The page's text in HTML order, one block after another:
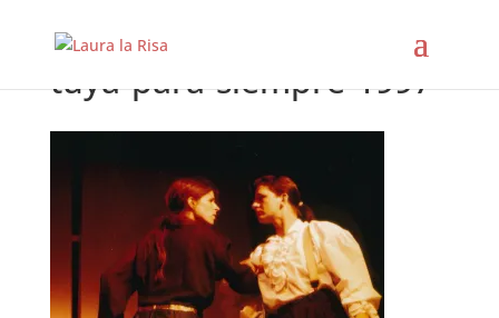
tuya-para-siempre-1997